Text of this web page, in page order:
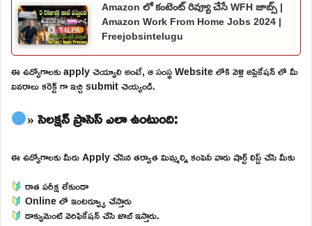
Amazon లో కంటెంట్ రివ్యూ చేసే WFH జాబ్స్ |
Amazon Work From Home Jobs 2024 |
Freejobsintelugu
ఈ ఉద్యోగాలకు apply చెయ్యాలి అంటే, ఆ సంస్థ Website లోకి వెళ్లి అప్లికేషన్ లో మీ
వివరాలు కరెక్ట్ గా ఇచ్చి submit చెయ్యండి.
» సెలక్షన్ ప్రాసెస్ ఎలా ఉంటుంది:
ఈ ఉద్యోగాలకు మీరు Apply చేసిన తర్వాత మిమ్మల్ని కంపెనీ వారు షార్ట్ లిస్ట్ చేసి మీకు
రాత పరీక్ష లేకుండా
Online లో ఇంటర్వ్యూ చేస్తారు
డాక్యుమెంట్ వెరిఫికేషన్ చేసి జాబ్ ఇస్తారు.